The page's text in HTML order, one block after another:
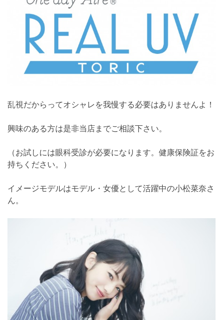
乱視だからってオシャレを我慢する必要はありませんよ！
興味のある方は是非当店までご相談下さい。
（お試しには眼科受診が必要になります。健康保険証をお
持ちください。）
イメージモデルはモデル・女優として活躍中の小松菜奈さ
ん。